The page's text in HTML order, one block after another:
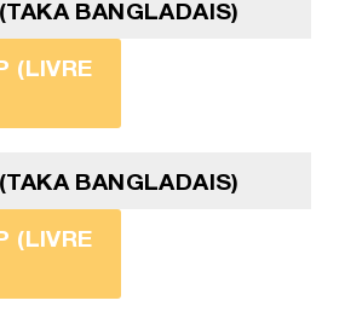
BANGLADAIS)
(LIVRE
BANGLADAIS)
(LIVRE